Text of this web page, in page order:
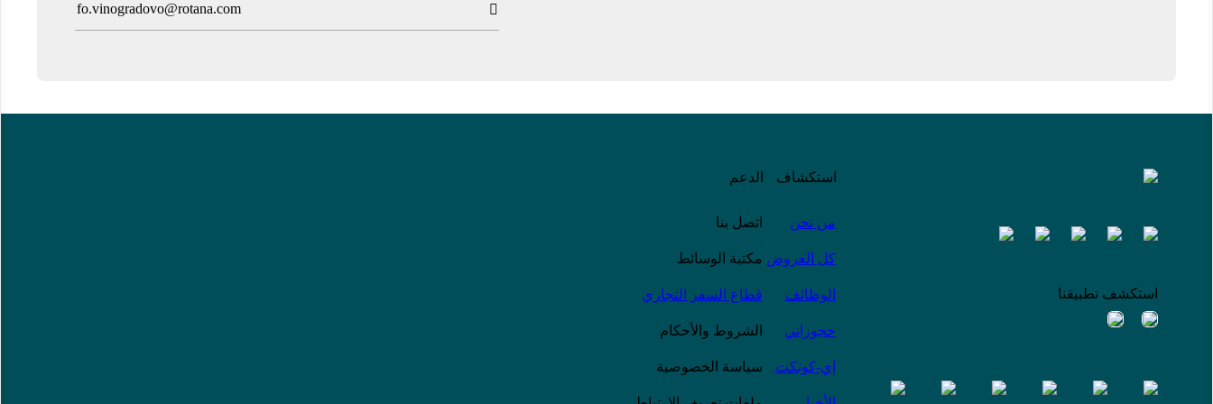

fo.vinogradovo@rotana.com
استكشف تطبيقنا
استكشاف
من نحن
كل العروض
الوظائف
حجوزاتي
إي-كونكت
الدعم
اتصل بنا
مكتبة الوسائط
قطاع السفر التجاري
الشروط والأحكام
سياسة الخصوصية